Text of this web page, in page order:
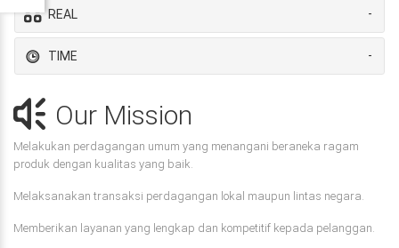
REAL
TIME
Our Mission
Melakukan perdagangan umum yang menangani beraneka ragam
produk dengan kualitas yang baik.
Melaksanakan transaksi perdagangan lokal maupun lintas negara.
Memberikan layanan yang lengkap dan kompetitif kepada pelanggan.